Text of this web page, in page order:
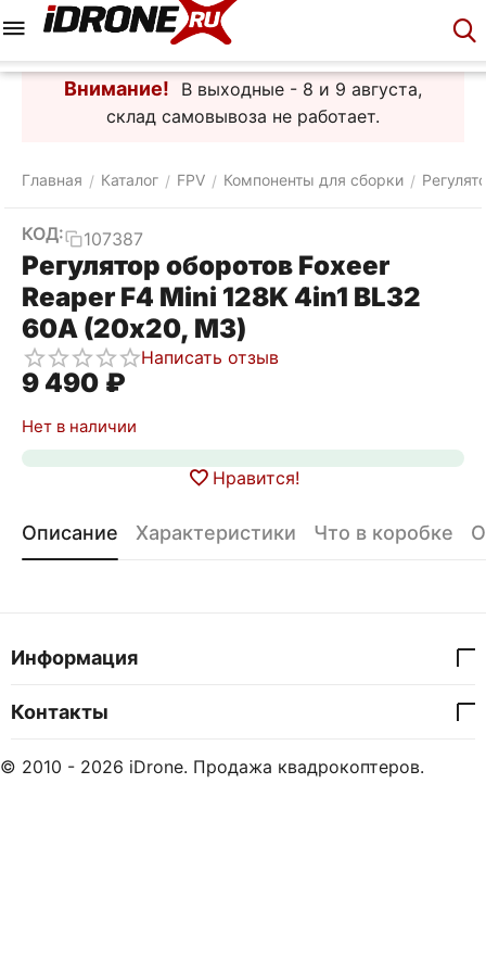
Внимание!
В выходные - 8 и 9 августа,
склад самовывоза не работает.
Главная / Каталог / FPV / Компоненты для сборки /
КОД: 107387
Регулятор оборотов Foxeer
Reaper F4 Mini 128K 4in1 BL32
60A (20х20, М3)
Написать отзыв
9 490 ₽
Нет в наличии
Нравится!
Описание Характеристики Что в коробке
Информация
Контакты
© 2010 - 2026 iDrone. Продажа квадрокоптеров.
Корзина